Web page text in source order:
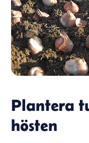
Plantera
hösten